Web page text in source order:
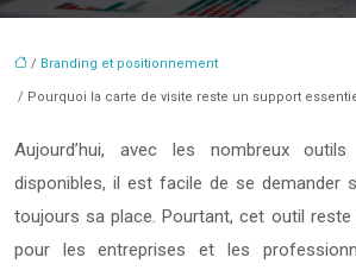
/ Branding et positionnement
/ Pourquoi la carte de visite reste un support
Aujourd’hui, avec les nombreux
disponibles, il est facile de se demander
toujours sa place. Pourtant, cet outil
pour les entreprises et les